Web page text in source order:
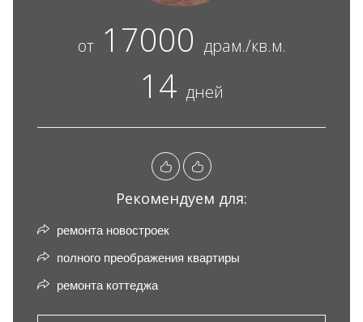
от17000 драм./кв.м.
14 дней
Рекомендуем для:
ремонта новостроек
полного преображения квартиры
ремонта коттеджа